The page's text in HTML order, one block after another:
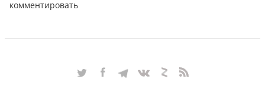
комментировать